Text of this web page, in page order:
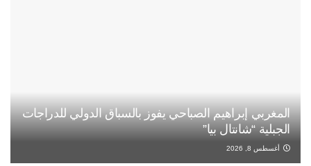
المغربي إبراهيم الصباحي يفوز بالسباق الدولي للدراجات
الجبلية “شانتال بيا”
أغسطس 8, 2026